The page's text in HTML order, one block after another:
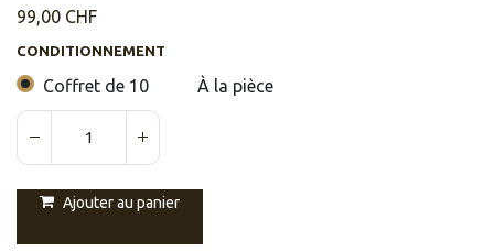
99,00 CHF
CONDITIONNEMENT
Coffret de 10 À la pièce
Ajouter au panier